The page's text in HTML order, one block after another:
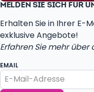
MELDEN SIE SICH FÜR
Erhalten Sie in Ihrer E-
exklusive Angebote!
Erfahren Sie mehr
EMAIL